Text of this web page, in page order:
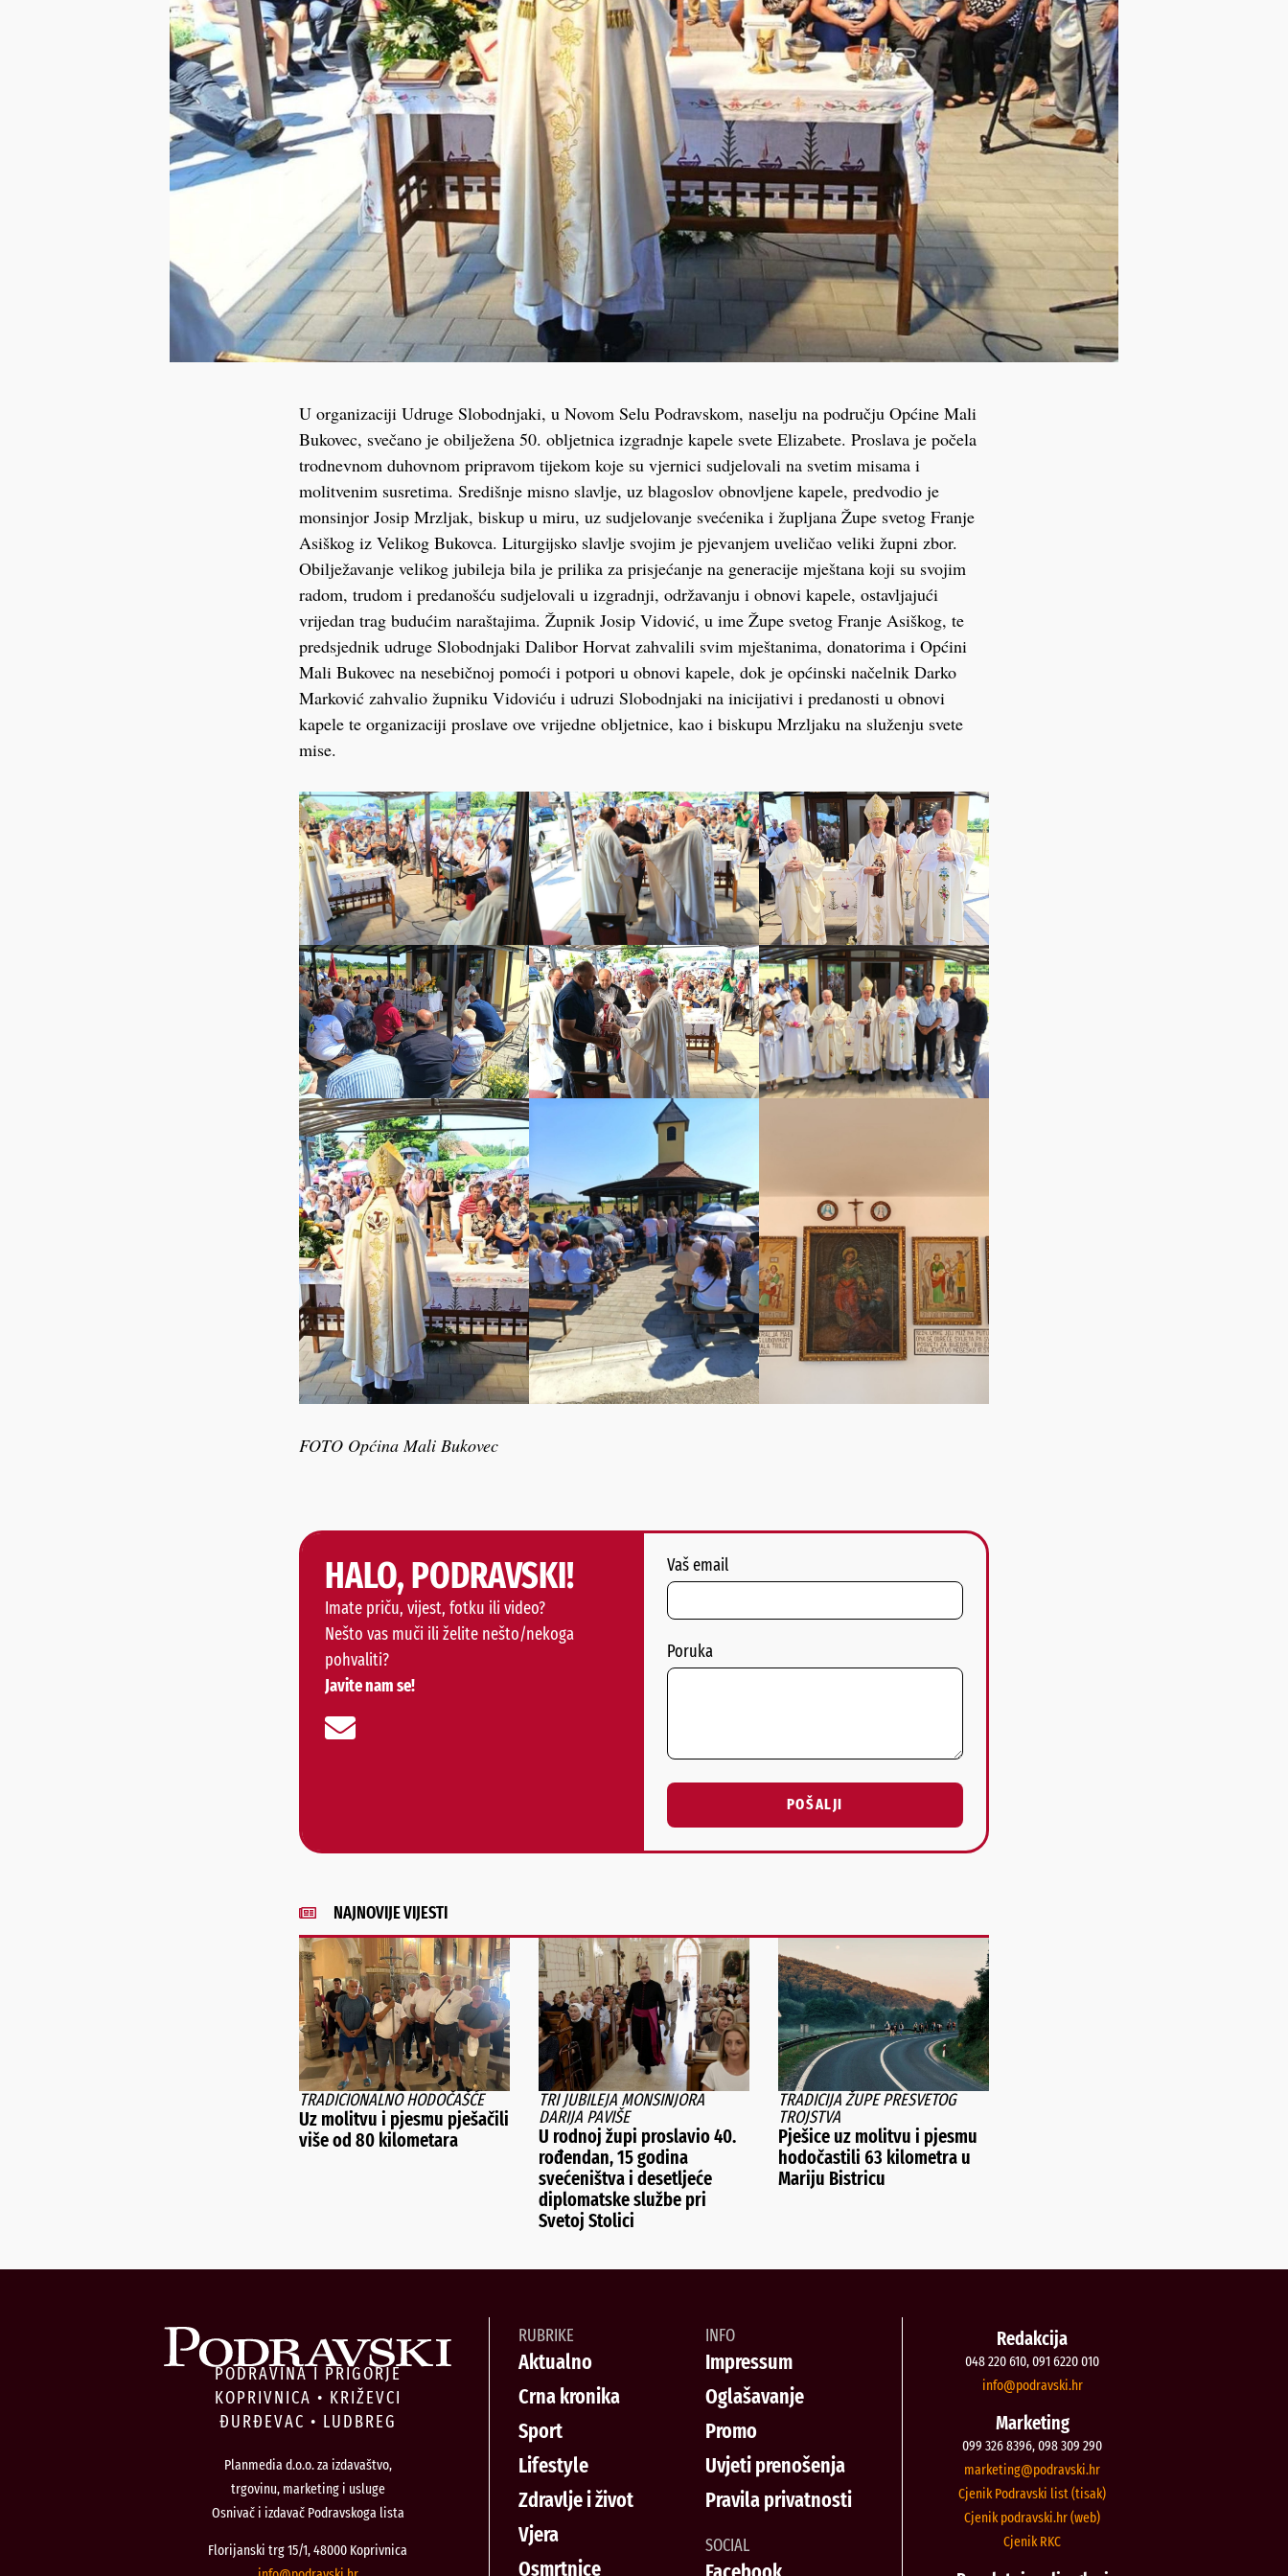
U organizaciji Udruge Slobodnjaki, u Novom Selu Podravskom, naselju na području Općine Mali
Bukovec, svečano je obilježena 50. obljetnica izgradnje kapele svete Elizabete. Proslava je počela
trodnevnom duhovnom pripravom tijekom koje su vjernici sudjelovali na svetim misama i
molitvenim susretima. Središnje misno slavlje, uz blagoslov obnovljene kapele, predvodio je
monsinjor Josip Mrzljak, biskup u miru, uz sudjelovanje svećenika i župljana Župe svetog Franje
Asiškog iz Velikog Bukovca. Liturgijsko slavlje svojim je pjevanjem uveličao veliki župni zbor.
Obilježavanje velikog jubileja bila je prilika za prisjećanje na generacije mještana koji su svojim
radom, trudom i predanošću sudjelovali u izgradnji, održavanju i obnovi kapele, ostavljajući
vrijedan trag budućim naraštajima. Župnik Josip Vidović, u ime Župe svetog Franje Asiškog, te
predsjednik udruge Slobodnjaki Dalibor Horvat zahvalili svim mještanima, donatorima i Općini
Mali Bukovec na nesebičnoj pomoći i potpori u obnovi kapele, dok je općinski načelnik Darko
Marković zahvalio župniku Vidoviću i udruzi Slobodnjaki na inicijativi i predanosti u obnovi
kapele te organizaciji proslave ove vrijedne obljetnice, kao i biskupu Mrzljaku na služenju svete
mise.
FOTO Općina Mali Bukovec
HALO, PODRAVSKI!
Imate priču, vijest, fotku ili video?
Nešto vas muči ili želite nešto/nekoga
pohvaliti?
Javite nam se!
Vaš email
Poruka
POŠALJI
NAJNOVIJE VIJESTI
TRADICIONALNO HODOČAŠĆE
Uz molitvu i pjesmu pješačili
više od 80 kilometara
TRI JUBILEJA MONSINJORA
DARIJA PAVIŠE
U rodnoj župi proslavio 40.
rođendan, 15 godina
svećeništva i desetljeće
diplomatske službe pri
Svetoj Stolici
TRADICIJA ŽUPE PRESVETOG
TROJSTVA
Pješice uz molitvu i pjesmu
hodočastili 63 kilometra u
Mariju Bistricu
PODRAVINA I PRIGORJE
KOPRIVNICA • KRIŽEVCI
ĐURĐEVAC • LUDBREG
Planmedia d.o.o. za izdavaštvo,
trgovinu, marketing i usluge
Osnivač i izdavač Podravskoga lista
Florijanski trg 15/1, 48000 Koprivnica
RUBRIKE
Aktualno
Crna kronika
Sport
Lifestyle
Zdravlje i život
Vjera
Osmrtnice
INFO
Impressum
Oglašavanje
Promo
Uvjeti prenošenja
Pravila privatnosti
SOCIAL
Redakcija
048 220 610, 091 6220 010
rh.iksvardop
@ofni
Marketing
099 326 8396, 098 309 290
rh.iksvardop
@gnitekram
Cjenik Podravski list (tisak)
Cjenik podravski.hr (web)
Cjenik RKC